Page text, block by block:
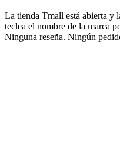
La tienda Tmall está abierta y
teclea el nombre de la marca
Ninguna reseña. Ningún